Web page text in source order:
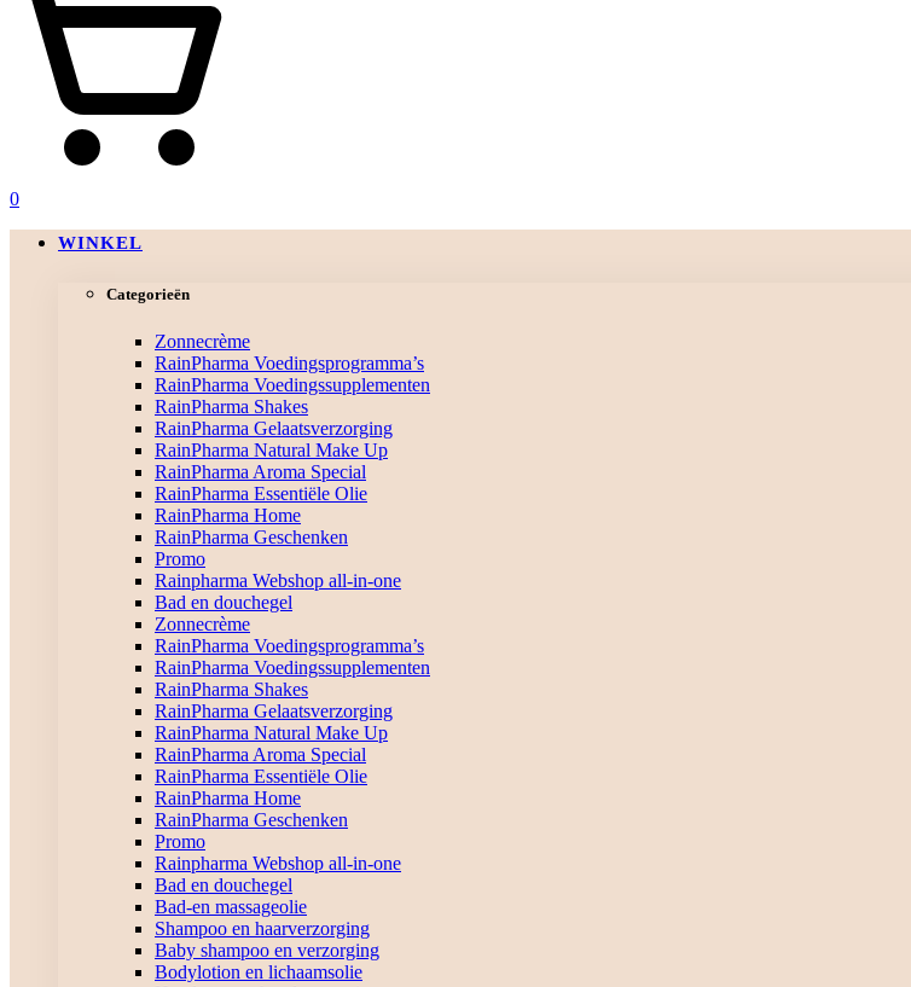
0
WINKEL
Categorieën
Zonnecrème
RainPharma Voedingsprogramma’s
RainPharma Voedingssupplementen
RainPharma Shakes
RainPharma Gelaatsverzorging
RainPharma Natural Make Up
RainPharma Aroma Special
RainPharma Essentiële Olie
RainPharma Home
RainPharma Geschenken
Promo
Rainpharma Webshop all-in-one
Bad en douchegel
Zonnecrème
RainPharma Voedingsprogramma’s
RainPharma Voedingssupplementen
RainPharma Shakes
RainPharma Gelaatsverzorging
RainPharma Natural Make Up
RainPharma Aroma Special
RainPharma Essentiële Olie
RainPharma Home
RainPharma Geschenken
Promo
Rainpharma Webshop all-in-one
Bad en douchegel
Bad-en massageolie
Shampoo en haarverzorging
Baby shampoo en verzorging
Bodylotion en lichaamsolie